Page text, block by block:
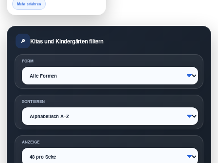
Mehr erfahren
Kitas und Kindergärten filtern
FORM
SORTIEREN
ANZEIGE